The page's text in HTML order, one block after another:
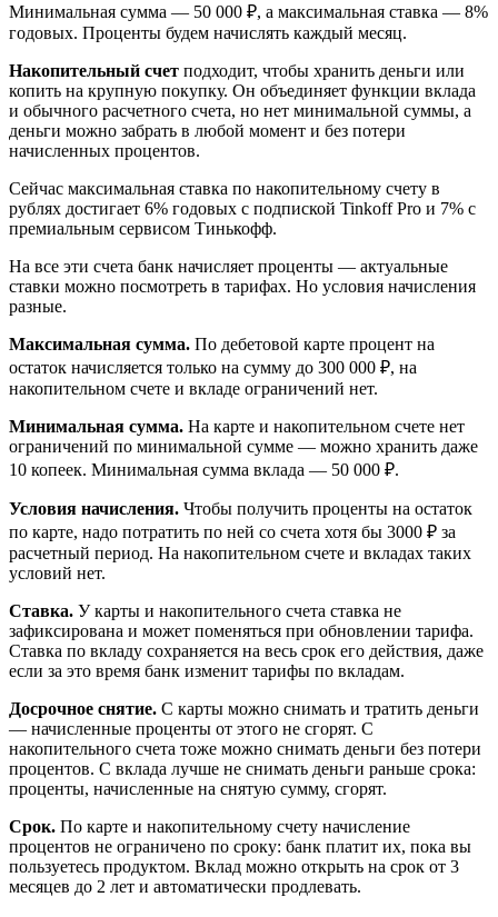
Минимальная сумма — 50 000 ₽, а максимальная ставка — 8%
годовых. Проценты будем начислять каждый месяц.
Накопительный счет подходит, чтобы хранить деньги или
копить на крупную покупку. Он объединяет функции вклада
и обычного расчетного счета, но нет минимальной суммы, а
деньги можно забрать в любой момент и без потери
начисленных процентов.
Сейчас максимальная ставка по накопительному счету в
рублях достигает 6% годовых с подпиской Tinkoff Pro и 7% с
премиальным сервисом Тинькофф.
На все эти счета банк начисляет проценты — актуальные
ставки можно посмотреть в тарифах. Но условия начисления
разные.
Максимальная сумма. По дебетовой карте процент на
остаток начисляется только на сумму до 300 000 ₽, на
накопительном счете и вкладе ограничений нет.
Минимальная сумма. На карте и накопительном счете нет
ограничений по минимальной сумме — можно хранить даже
10 копеек. Минимальная сумма вклада — 50 000 ₽.
Условия начисления. Чтобы получить проценты на остаток
по карте, надо потратить по ней со счета хотя бы 3000 ₽ за
расчетный период. На накопительном счете и вкладах таких
условий нет.
Ставка. У карты и накопительного счета ставка не
зафиксирована и может поменяться при обновлении тарифа.
Ставка по вкладу сохраняется на весь срок его действия, даже
если за это время банк изменит тарифы по вкладам.
Досрочное снятие. С карты можно снимать и тратить деньги
— начисленные проценты от этого не сгорят. С
накопительного счета тоже можно снимать деньги без потери
процентов. С вклада лучше не снимать деньги раньше срока:
проценты, начисленные на снятую сумму, сгорят.
Срок. По карте и накопительному счету начисление
процентов не ограничено по сроку: банк платит их, пока вы
пользуетесь продуктом. Вклад можно открыть на срок от 3
месяцев до 2 лет и автоматически продлевать.